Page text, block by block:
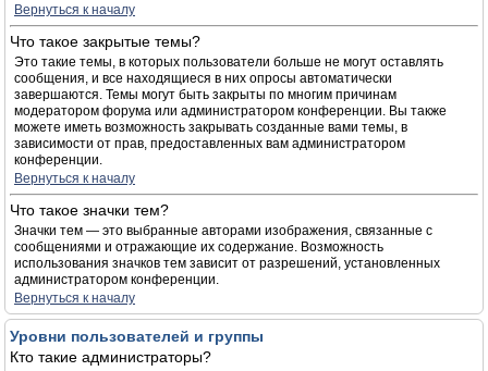
Вернуться к началу
Что такое закрытые темы?
Это такие темы, в которых пользователи больше не могут оставлять
сообщения, и все находящиеся в них опросы автоматически
завершаются. Темы могут быть закрыты по многим причинам
модератором форума или администратором конференции. Вы также
можете иметь возможность закрывать созданные вами темы, в
зависимости от прав, предоставленных вам администратором
конференции.
Вернуться к началу
Что такое значки тем?
Значки тем — это выбранные авторами изображения, связанные с
сообщениями и отражающие их содержание. Возможность
использования значков тем зависит от разрешений, установленных
администратором конференции.
Вернуться к началу
Уровни пользователей и группы
Кто такие администраторы?